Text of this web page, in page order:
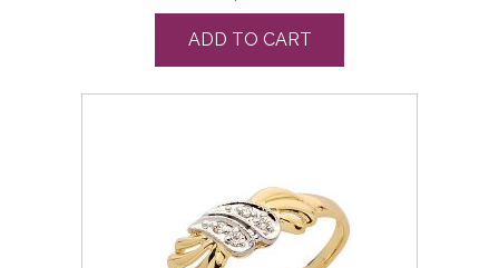
ADD TO CART